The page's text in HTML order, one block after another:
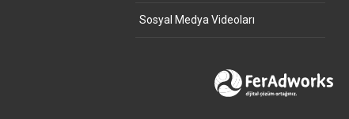
Sosyal Medya Videoları